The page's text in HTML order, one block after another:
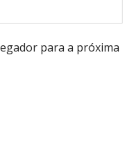
para a próxima